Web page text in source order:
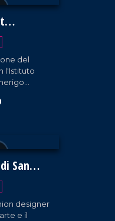
e i
mondo.
del
l'Istituto
che aiuta i
di
luogo di
e
grazie alle
San
designer
e il